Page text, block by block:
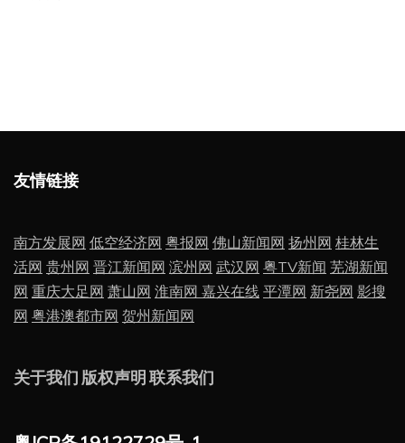
友情链接
南方发展网 低空经济网 粤报网 佛山新闻网 扬州网 桂林生
活网 贵州网 晋江新闻网 滨州网 武汉网 粤TV新闻 芜湖新闻
网 重庆大足网 萧山网 淮南网 嘉兴在线 平潭网 新尧网 影搜
网 粤港澳都市网 贺州新闻网
关于我们 版权声明 联系我们